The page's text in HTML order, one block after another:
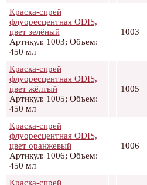
Краска-спрей
флуоресцентная ODIS,
цвет зелёный
Артикул: 1003; Объем:
450 мл
1003
Краска-спрей
флуоресцентная ODIS,
цвет жёлтый
Артикул: 1005; Объем:
450 мл
1005
Краска-спрей
флуоресцентная ODIS,
цвет оранжевый
Артикул: 1006; Объем:
450 мл
1006
Краска-спрей